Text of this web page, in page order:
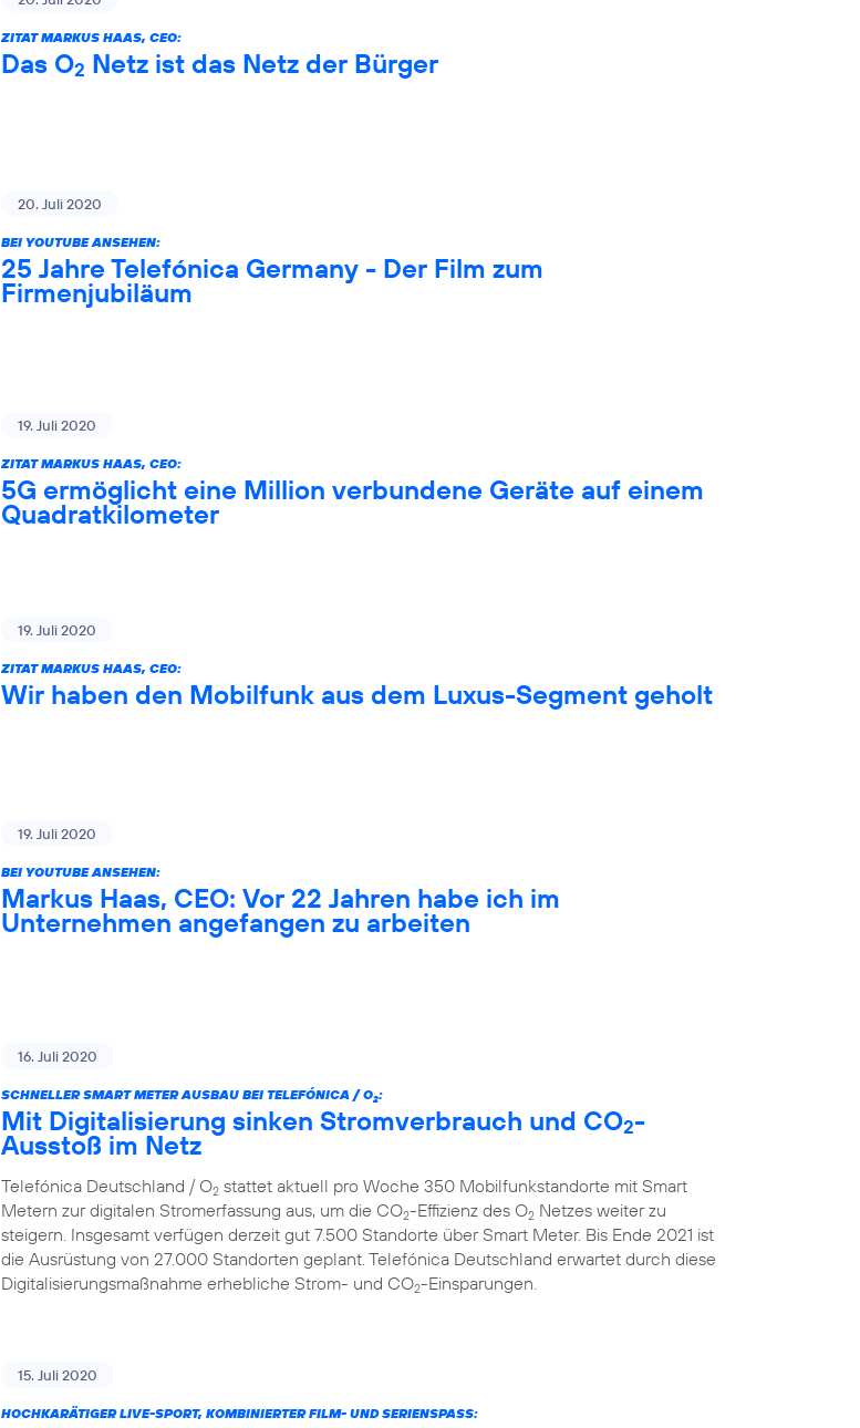
ZITAT MARKUS HAAS, CEO:
Das O2 Netz ist das Netz der Bürger
20. Juli 2020
BEI YOUTUBE ANSEHEN:
25 Jahre Telefónica Germany - Der Film zum
Firmenjubiläum
19. Juli 2020
ZITAT MARKUS HAAS, CEO:
5G ermöglicht eine Million verbundene Geräte auf einem
Quadratkilometer
19. Juli 2020
ZITAT MARKUS HAAS, CEO:
Wir haben den Mobilfunk aus dem Luxus-Segment geholt
19. Juli 2020
BEI YOUTUBE ANSEHEN:
Markus Haas, CEO: Vor 22 Jahren habe ich im
Unternehmen angefangen zu arbeiten
16. Juli 2020
SCHNELLER SMART METER AUSBAU BEI TELEFÓNICA / O2:
Mit Digitalisierung sinken Stromverbrauch und CO2-
Ausstoß im Netz
Telefónica Deutschland / O2 stattet aktuell pro Woche 350 Mobilfunkstandorte mit Smart
Metern zur digitalen Stromerfassung aus, um die CO2-Effizienz des O2 Netzes weiter zu
steigern. Insgesamt verfügen derzeit gut 7.500 Standorte über Smart Meter. Bis Ende 2021 ist
die Ausrüstung von 27.000 Standorten geplant. Telefónica Deutschland erwartet durch diese
Digitalisierungsmaßnahme erhebliche Strom- und CO2-Einsparungen.
15. Juli 2020
HOCHKARÄTIGER LIVE-SPORT, KOMBINIERTER FILM- UND SERIENSPASS: